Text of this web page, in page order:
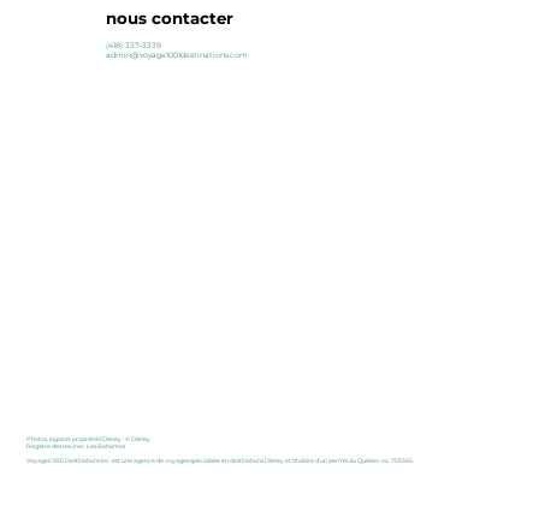
nous contacter
(418) 337-3339
admin@voyage1001destinations.com
Photos, logos et propriétés Disney : © Disney
Registre des navires : Les Bahamas
​Voyages 1001 Destinations Inc. est une agence de voyages spécialisée en destinations Disney et titulaire d'un permis du Québec no. 703365.